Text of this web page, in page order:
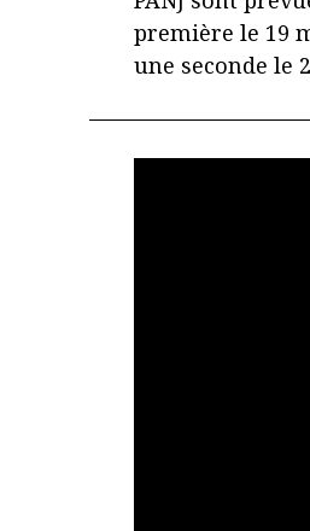
première le 19
une seconde le